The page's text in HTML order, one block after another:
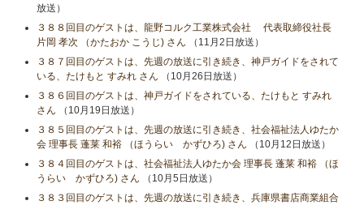
放送）
３８８回目のゲストは、龍野コルク工業株式会社 代表取締役社長
片岡 孝次 （かたおか こうじ) さん （11月2日放送）
３８７回目のゲストは、先週の放送に引き続き、神戸ガイドをされて
いる、たけもと すみれ さん （10月26日放送）
３８６回目のゲストは、神戸ガイドをされている、たけもと すみれ
さん （10月19日放送）
３８５回目のゲストは、先週の放送に引き続き、社会福祉法人ゆたか
会 理事長 蓬莱 和裕 （ほうらい かずひろ) さん （10月12日放送）
３８４回目のゲストは、社会福祉法人ゆたか会 理事長 蓬莱 和裕 （ほ
うらい かずひろ) さん （10月5日放送）
３８３回目のゲストは、先週の放送に引き続き、兵庫県書店商業組合